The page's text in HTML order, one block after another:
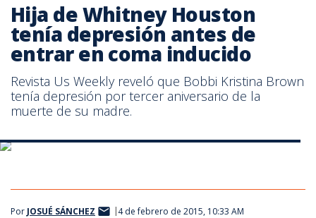
Hija de Whitney Houston
tenía depresión antes de
entrar en coma inducido
Revista Us Weekly reveló que Bobbi Kristina Brown
tenía depresión por tercer aniversario de la
muerte de su madre.
Por JOSUÉ SÁNCHEZ 4 de febrero de 2015, 10:33 AM